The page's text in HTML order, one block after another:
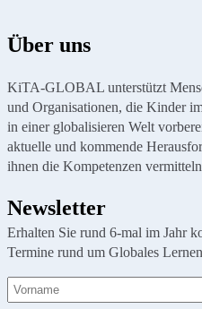
Über uns
KiTA-GLOBAL unterstützt
und Organisationen, die Kinder
in einer globalisieren Welt
aktuelle und kommende
ihnen die Kompetenzen
Newsletter
Erhalten Sie rund 6-mal im Jahr
Termine rund um Globales